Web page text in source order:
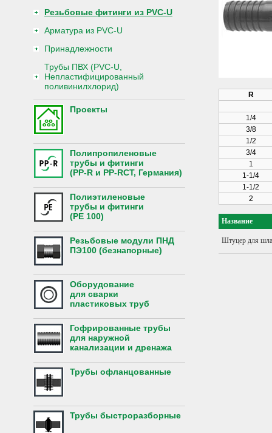
Резьбовые фитинги из PVC-U
Арматура из PVC-U
Принадлежности
Трубы ПВХ (PVC-U,
Непластифицированный
поливинилхлорид)
Проекты
Полипропиленовые
трубы и фитинги
(PP-R и PP-RCT, Германия)
Полиэтиленовые
трубы и фитинги
(PE 100)
Резьбовые модули ПНД
ПЭ100 (безнапорные)
Оборудование
для сварки
пластиковых труб
Гофрированные трубы
для наружной
канализации и дренажа
Трубы офланцованные
Трубы быстроразборные
R
1/4
3/8
1/2
3/4
1
1-1/4
1-1/2
2
Название
Штуцер для